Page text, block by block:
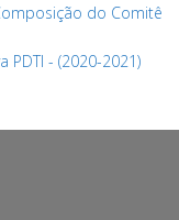
do Comitê
PDTI - (2020-2021)